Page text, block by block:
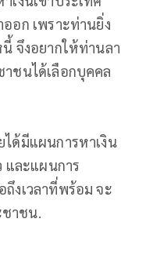
อก เพราะท่านยิ่ง
จึงอยากให้ท่านลา
าชนได้เลือกบุคคล
ได้มีแผนการหาเงิน
และแผนการ
งเวลาที่พร้อม จะ
าชน.